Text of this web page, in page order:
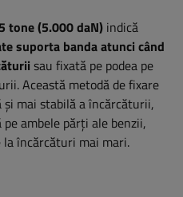
tone (5.000 daN) indică
suporta banda atunci când
sau fixată pe podea pe
Această metodă de fixare
mai stabilă a încărcăturii,
ambele părți ale benzii,
încărcături mai mari.